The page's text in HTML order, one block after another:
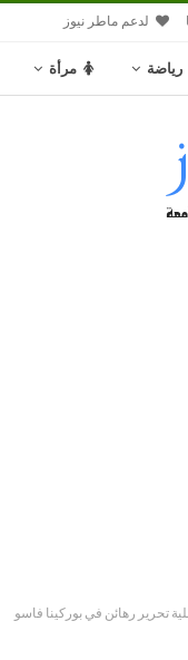
لدعم ماطر نيوز
رياضة مرأة
تحرير رهائن في بوركينا فاسو